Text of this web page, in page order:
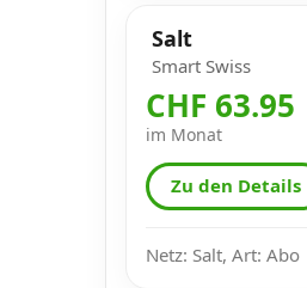
Salt
Smart Swiss
CHF 63.95
im Monat
Zu den Details
Netz: Salt, Art: Abo